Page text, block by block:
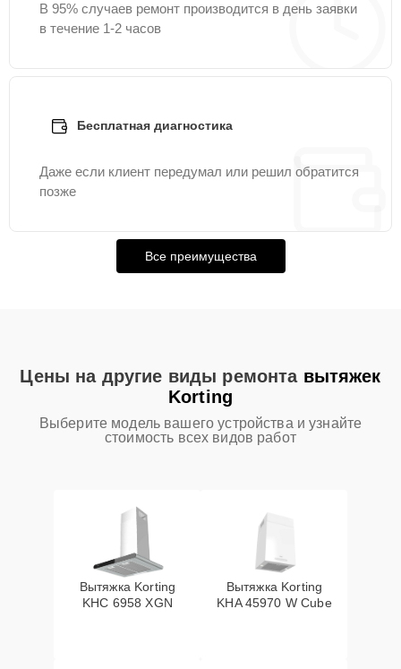
В 95% случаев ремонт производится в день заявки
в течение 1-2 часов
Бесплатная диагностика
Даже если клиент передумал или решил обратится
позже
Все преимущества
Цены на другие виды ремонта вытяжек
Korting
Выберите модель вашего устройства и узнайте
стоимость всех видов работ
Вытяжка Korting
KHC 6958 XGN
Вытяжка Korting
KHA 45970 W Cube